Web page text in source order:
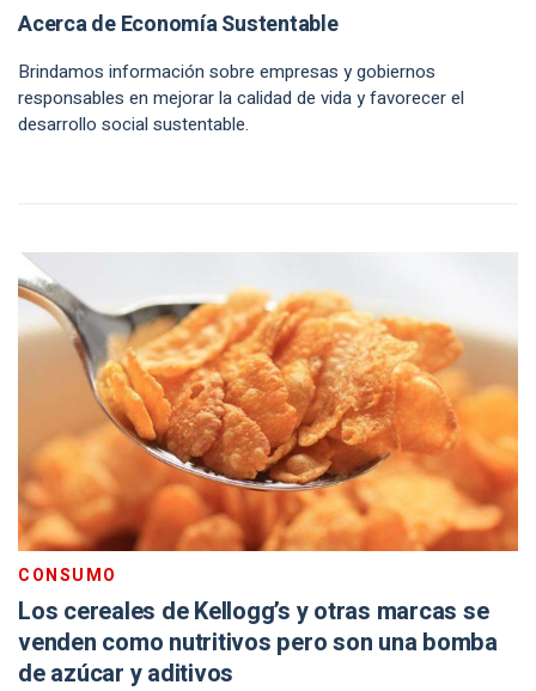
Acerca de Economía Sustentable
Brindamos información sobre empresas y gobiernos
responsables en mejorar la calidad de vida y favorecer el
desarrollo social sustentable.
CONSUMO
Los cereales de Kellogg’s y otras marcas se
venden como nutritivos pero son una bomba
de azúcar y aditivos